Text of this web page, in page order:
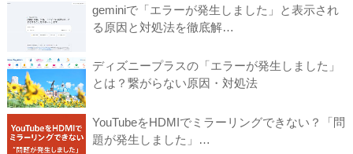
geminiで「エラーが発生しました」と表示され
る原因と対処法を徹底解…
ディズニープラスの「エラーが発生しました」
とは？繋がらない原因・対処法
YouTubeをHDMIでミラーリングできない？「問
題が発生しました」…